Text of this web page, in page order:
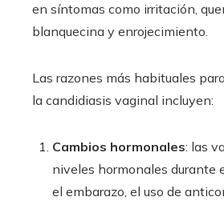
en síntomas como irritación,
blanquecina y enrojecimiento.
Las razones más habituales
la candidiasis vaginal incluyen:
Cambios hormonales: las
niveles hormonales durante
el embarazo, el uso de